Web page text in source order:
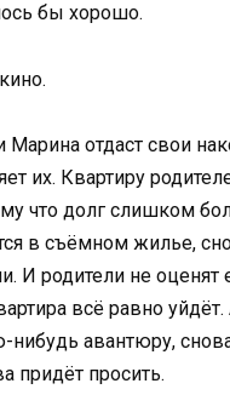
бы хорошо.
Марина отдаст свои
их. Квартиру
что долг слишком
в съёмном жилье,
И родители не оценят
всё равно
нибудь авантюру,
придёт просить.